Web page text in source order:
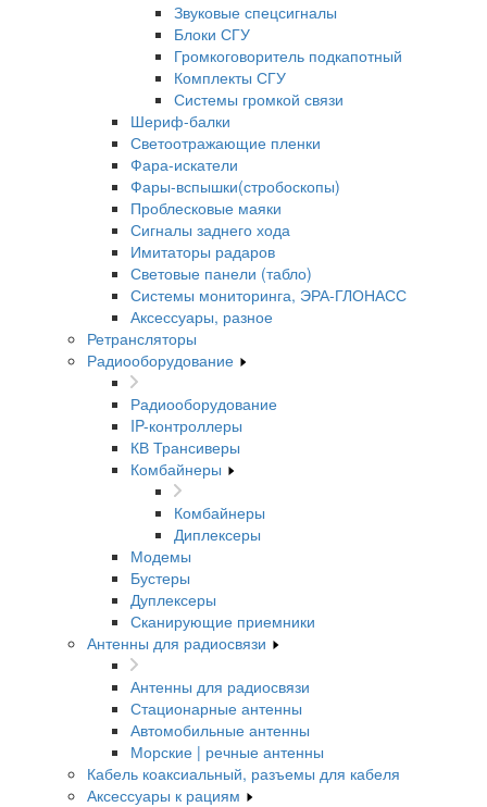
Звуковые спецсигналы
Блоки СГУ
Громкоговоритель подкапотный
Комплекты СГУ
Системы громкой связи
Шериф-балки
Светоотражающие пленки
Фара-искатели
Фары-вспышки(стробоскопы)
Проблесковые маяки
Сигналы заднего хода
Имитаторы радаров
Световые панели (табло)
Системы мониторинга, ЭРА-ГЛОНАСС
Аксессуары, разное
Ретрансляторы
Радиооборудование
Радиооборудование
IP-контроллеры
КВ Трансиверы
Комбайнеры
Комбайнеры
Диплексеры
Модемы
Бустеры
Дуплексеры
Сканирующие приемники
Антенны для радиосвязи
Антенны для радиосвязи
Стационарные антенны
Автомобильные антенны
Морские | речные антенны
Кабель коаксиальный, разъемы для кабеля
Аксессуары к рациям